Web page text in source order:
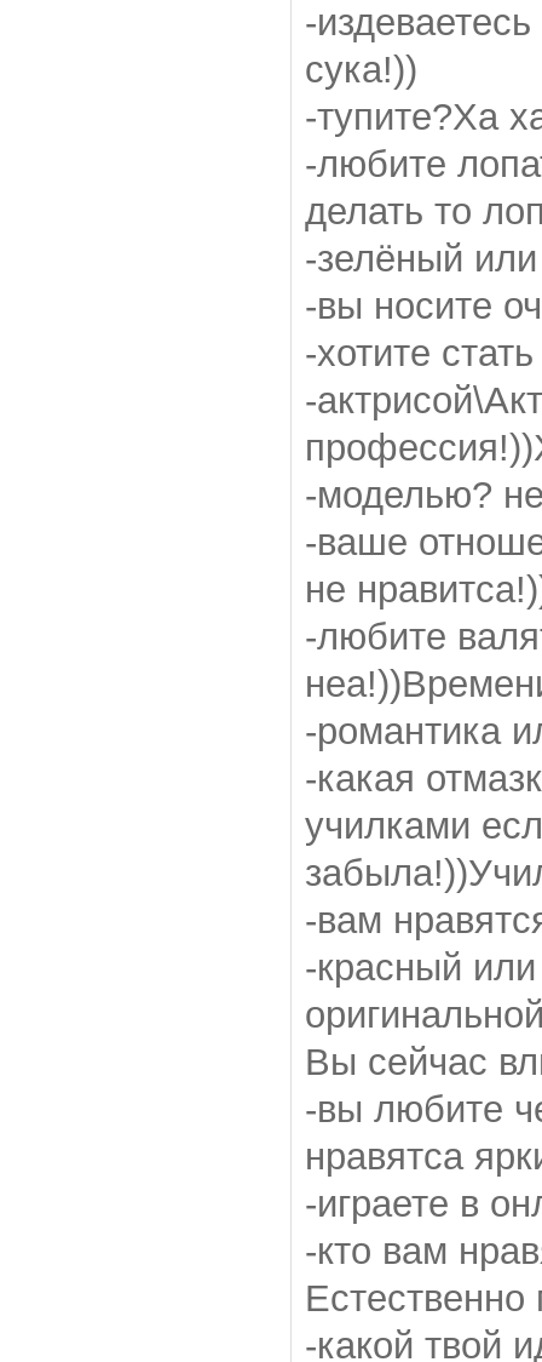
-
сука!))
-тупите?Ха
-любите
делать то
-зелёный
-вы носите
-хотите
-
-моделью?
-ваше
не
-любите
-романтика
-какая
училками
-вам
-красный
Вы сейчас
-вы любите
нравятса
-играете в
-кто вам
Естественно
-какой твой